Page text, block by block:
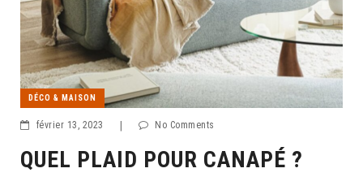
DÉCO & MAISON
février 13, 2023 No Comments
QUEL PLAID POUR CANAPÉ ?